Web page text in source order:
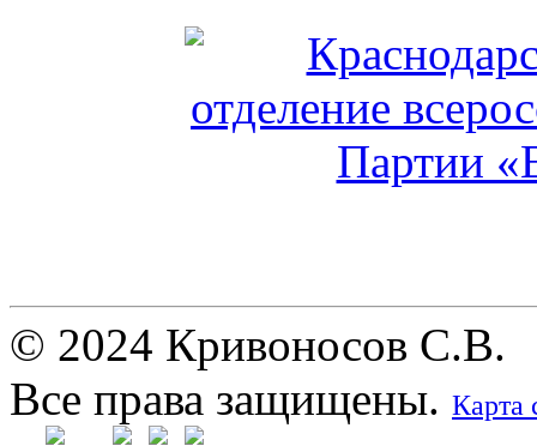
© 2024 Кривоносов С.В.
Все права защищены. Карта